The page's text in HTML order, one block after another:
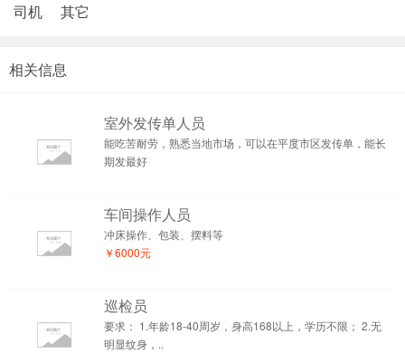
司机
其它
相关信息
室外发传单人员
能吃苦耐劳，熟悉当地市场，可以在平度市区发传单，能长
期发最好
车间操作人员
冲床操作、包装、摆料等
￥6000元
巡检员
要求： 1.年龄18-40周岁，身高168以上，学历不限； 2.无
明显纹身，..